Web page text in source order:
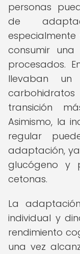
personas
de
consumir
procesados.
llevaban
transición
Asimismo, la
regular
adaptación,
glucógeno y
cetonas.
La
individual y
rendimiento
una vez